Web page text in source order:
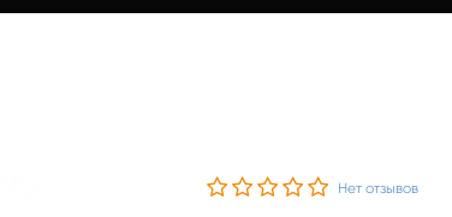
Нет отзывов